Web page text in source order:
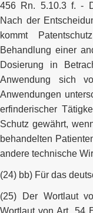
456 Rn. 5.10.3 f. -
Nach der
kommt
Behandlung einer
Dosierung in
Anwendung sich
Anwendungen
erfinderischer
Schutz gewährt,
behandelten
andere technische
(24) bb) Für das
(25) Der Wortlaut
Wortlaut von Art. 54